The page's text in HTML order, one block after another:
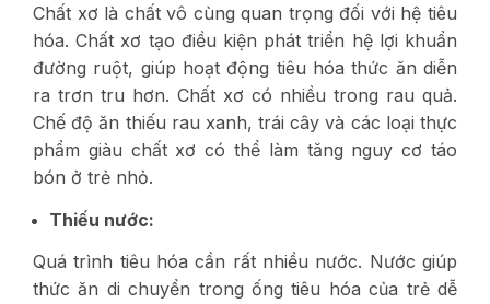
Chất xơ là chất vô cùng quan trọng đối với hệ tiêu
hóa. Chất xơ tạo điều kiện phát triển hệ lợi khuẩn
đường ruột, giúp hoạt động tiêu hóa thức ăn diễn
ra trơn tru hơn. Chất xơ có nhiều trong rau quả.
Chế độ ăn thiếu rau xanh, trái cây và các loại thực
phẩm giàu chất xơ có thể làm tăng nguy cơ táo
bón ở trẻ nhỏ.
Thiếu nước:
Quá trình tiêu hóa cần rất nhiều nước. Nước giúp
thức ăn di chuyển trong ống tiêu hóa của trẻ dễ